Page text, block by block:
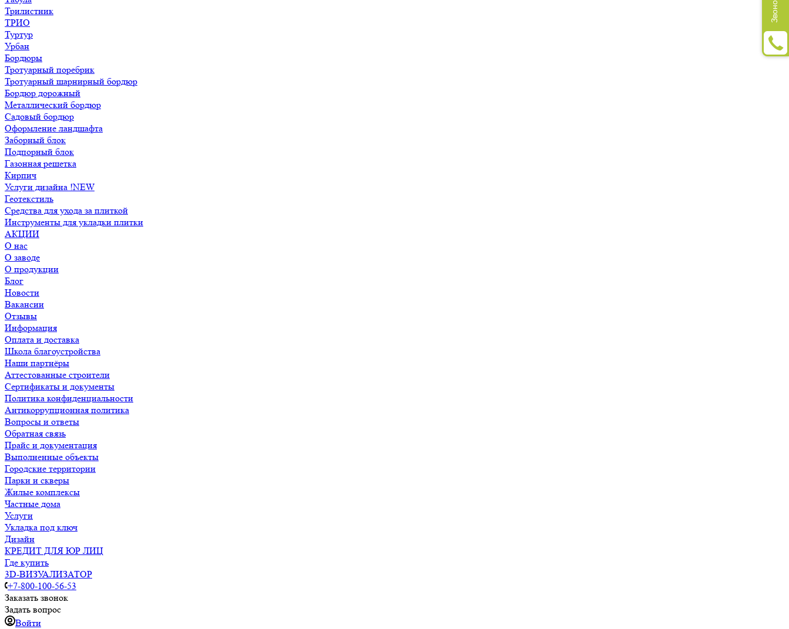
Трилистник
ТРИО
Туртур
Урбан
Бордюры
Тротуарный поребрик
Тротуарный шарнирный бордюр
Бордюр дорожный
Металлический бордюр
Садовый бордюр
Оформление ландшафта
Заборный блок
Подпорный блок
Газонная решетка
Кирпич
Услуги дизайна !NEW
Геотекстиль
Средства для ухода за плиткой
Инструменты для укладки плитки
АКЦИИ
О нас
О заводе
О продукции
Блог
Новости
Вакансии
Отзывы
Информация
Оплата и доставка
Школа благоустройства
Наши партнёры
Аттестованные строители
Сертификаты и документы
Политика конфиденциальности
Антикоррупционная политика
Вопросы и ответы
Обратная связь
Прайс и документация
Выполненные объекты
Городские территории
Парки и скверы
Жилые комплексы
Частные дома
Услуги
Укладка под ключ
Дизайн
КРЕДИТ ДЛЯ ЮР ЛИЦ
Где купить
3D-ВИЗУАЛИЗАТОР
+7-800-100-56-53
Заказать звонок
Задать вопрос
Войти